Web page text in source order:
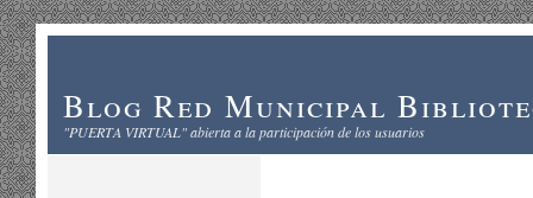
Blog Red Municipal
"PUERTA VIRTUAL" abierta a la participación de los usuarios